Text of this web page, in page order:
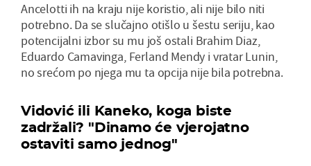
Ancelotti ih na kraju nije koristio, ali nije bilo niti
potrebno. Da se slučajno otišlo u šestu seriju, kao
potencijalni izbor su mu još ostali Brahim Diaz,
Eduardo Camavinga, Ferland Mendy i vratar Lunin,
no srećom po njega mu ta opcija nije bila potrebna.
Vidović ili Kaneko, koga biste
zadržali? "Dinamo će vjerojatno
ostaviti samo jednog"